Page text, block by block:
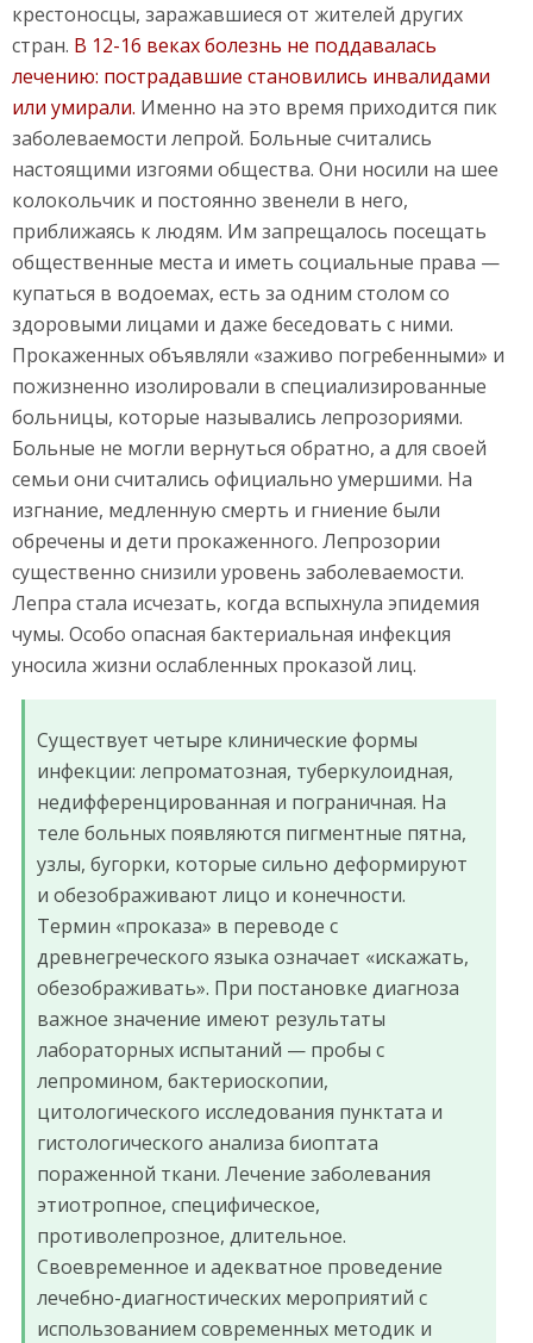
крестоносцы, заражавшиеся от жителей других
стран. В 12-16 веках болезнь не поддавалась
лечению: пострадавшие становились инвалидами
или умирали. Именно на это время приходится пик
заболеваемости лепрой. Больные считались
настоящими изгоями общества. Они носили на шее
колокольчик и постоянно звенели в него,
приближаясь к людям. Им запрещалось посещать
общественные места и иметь социальные права —
купаться в водоемах, есть за одним столом со
здоровыми лицами и даже беседовать с ними.
Прокаженных объявляли «заживо погребенными» и
пожизненно изолировали в специализированные
больницы, которые назывались лепрозориями.
Больные не могли вернуться обратно, а для своей
семьи они считались официально умершими. На
изгнание, медленную смерть и гниение были
обречены и дети прокаженного. Лепрозории
существенно снизили уровень заболеваемости.
Лепра стала исчезать, когда вспыхнула эпидемия
чумы. Особо опасная бактериальная инфекция
уносила жизни ослабленных проказой лиц.
Существует четыре клинические формы
инфекции: лепроматозная, туберкулоидная,
недифференцированная и пограничная. На
теле больных появляются пигментные пятна,
узлы, бугорки, которые сильно деформируют
и обезображивают лицо и конечности.
Термин «проказа» в переводе с
древнегреческого языка означает «искажать,
обезображивать». При постановке диагноза
важное значение имеют результаты
лабораторных испытаний — пробы с
лепромином, бактериоскопии,
цитологического исследования пунктата и
гистологического анализа биоптата
пораженной ткани. Лечение заболевания
этиотропное, специфическое,
противолепрозное, длительное.
Своевременное и адекватное проведение
лечебно-диагностических мероприятий с
использованием современных методик и